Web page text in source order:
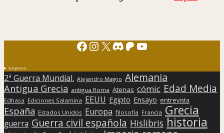
Facebook
Instagram
X Discord
Patreon
YouTube
Sorpresa
2ª Guerra Mundial. Alejandro Magno Alemania
Antigua Grecia antigua Roma Atenas cómic Edad Media
Edhasa Ediciones Salamina EEUU Egipto Ensayo entrevista
España Estados Unidos Europa filosofía Francia Grecia
guerra Guerra civil española Hislibris historia